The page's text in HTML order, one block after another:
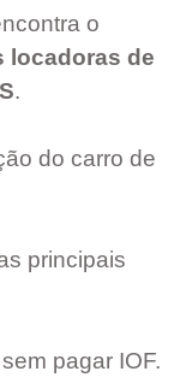
o
locadoras de
.
do carro de
principais
pagar IOF.